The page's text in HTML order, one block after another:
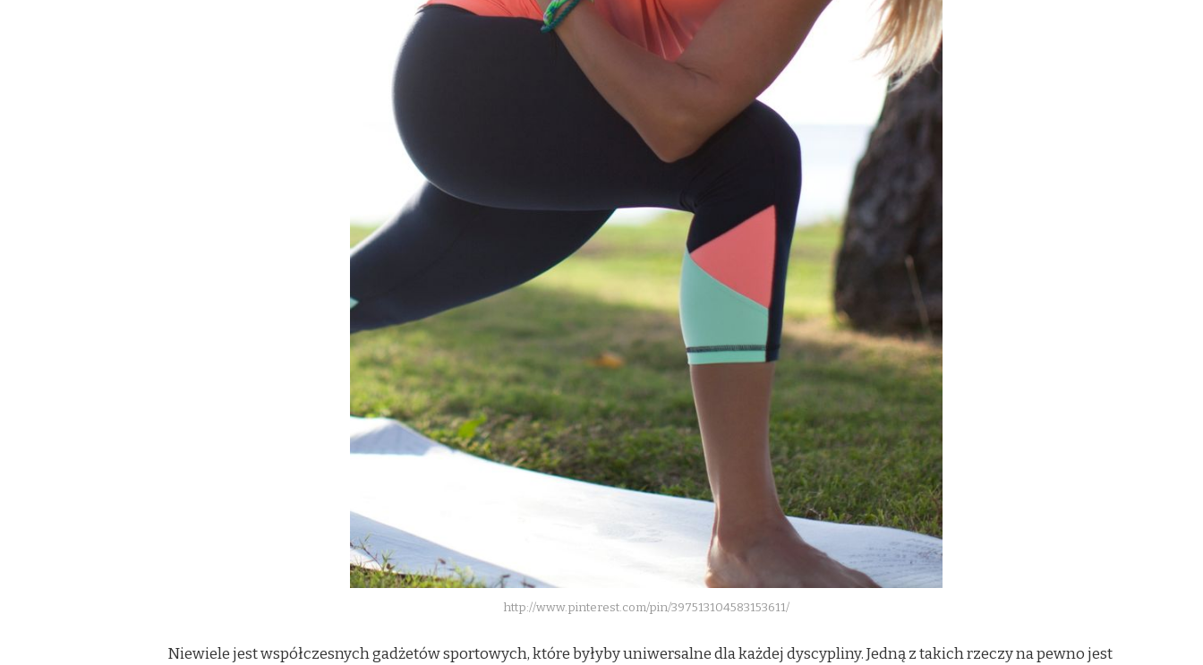
http://www.pinterest.com/pin/397513104583153611/
Niewiele jest współczesnych gadżetów sportowych, które byłyby uniwersalne dla każdej dyscypliny. Jedną z takich rzeczy na pewno jest